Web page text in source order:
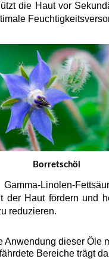
die Haut vor
Borretschöl
Linolen-
der Haut fördern und
reduzieren.
Anwendung dieser Öle
Bereiche trägt